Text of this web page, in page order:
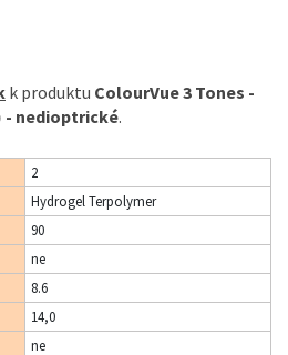
k produktu ColourVue 3 Tones -
- nedioptrické.
2
Hydrogel Terpolymer
90
ne
8.6
14,0
ne